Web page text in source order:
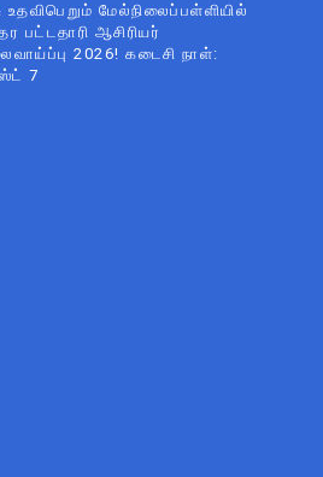
உதவிபெறும் மேல்நிலைப்பள்ளியில்
பட்டதாரி ஆசிரியர்
2026! கடைசி நாள்:
7